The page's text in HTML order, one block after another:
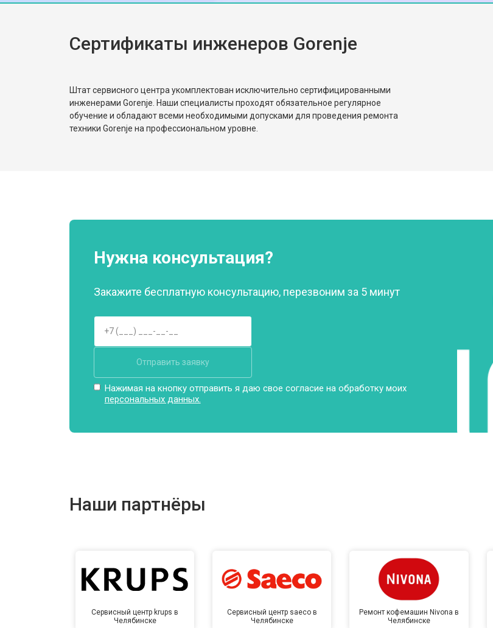
Сертификаты инженеров Gorenje
Штат сервисного центра укомплектован исключительно сертифицированными
инженерами Gorenje. Наши специалисты проходят обязательное регулярное
обучение и обладают всеми необходимыми допусками для проведения ремонта
техники Gorenje на профессиональном уровне.
Нужна консультация?
Закажите бесплатную консультацию, перезвоним за 5 минут
Отправить заявку
Нажимая на кнопку отправить я даю свое согласие на обработку моих
персональных данных.
Наши партнёры
Сервисный центр krups в
Челябинске
Сервисный центр saeco в
Челябинске
Ремонт кофемашин Nivona в
Челябинске